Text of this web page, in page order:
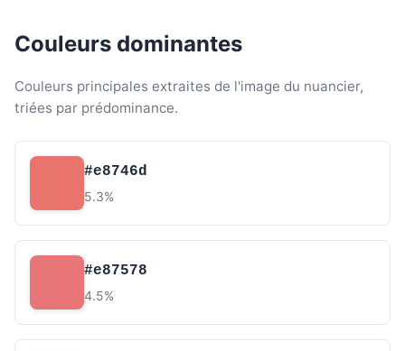
Couleurs dominantes
Couleurs principales extraites de l'image du nuancier,
triées par prédominance.
#e8746d
5.3%
#e87578
4.5%